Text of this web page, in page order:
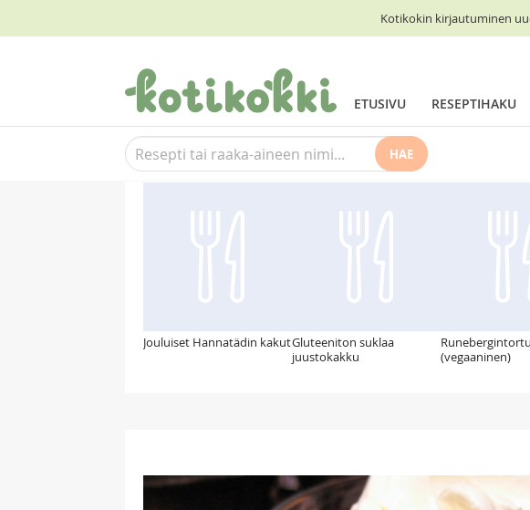
Kotikokin kirjautuminen
ETUSIVU RESEPTIHAKU
HAE
Suosittelemme myös
Jouluiset Hannatädin kakutGluteeniton suklaa
juustokakku
(vegaaninen)